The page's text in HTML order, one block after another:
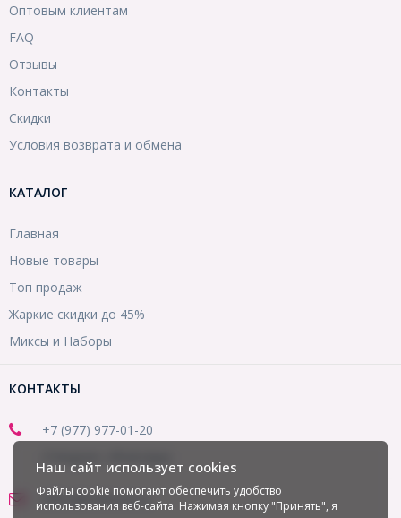
Оптовым клиентам
FAQ
Отзывы
Контакты
Скидки
Условия возврата и обмена
КАТАЛОГ
Главная
Новые товары
Топ продаж
Жаркие скидки до 45%
Миксы и Наборы
КОНТАКТЫ
+7 (977) 977-01-20
office@mirbusin.ru
Наш сайт использует cookies
Файлы cookie помогают обеспечить удобство
использования веб-сайта. Нажимая кнопку "Принять", я